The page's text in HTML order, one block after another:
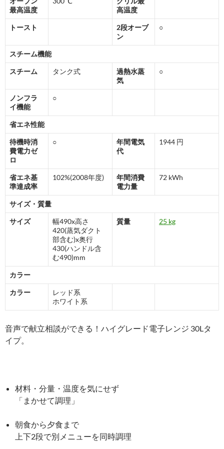
最高温度
高温度
トースト
2段オーブ
ン
○
スチーム機能
スチーム タンク式
過熱水蒸
気
○
ノンフラ
イ機能
○
省エネ性能
待機時消
費電力ゼ
ロ
○
年間電気
代
1944 円
省エネ基
準達成率
102%(2008年度)
年間消費
電力量
72 kWh
サイズ・質量
サイズ
幅490x高さ
420(蒸気ダクト
部含む)x奥行
430(ハンドル含
む490)mm
質量 25 kg
カラー
カラー
レッド系
ホワイト系
音声で献立相談ができる！ハイグレード電子レンジ 30Lタ
イプ。
材料・分量・温度を気にせず
「まかせて調理」
朝食から夕食まで
上下2段で別メニューを同時調理